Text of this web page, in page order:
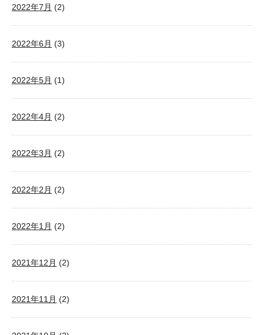
2022年7月 (2)
2022年6月 (3)
2022年5月 (1)
2022年4月 (2)
2022年3月 (2)
2022年2月 (2)
2022年1月 (2)
2021年12月 (2)
2021年11月 (2)